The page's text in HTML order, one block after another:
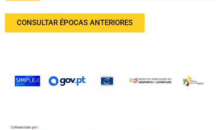
CONSULTAR ÉPOCAS ANTERIORES